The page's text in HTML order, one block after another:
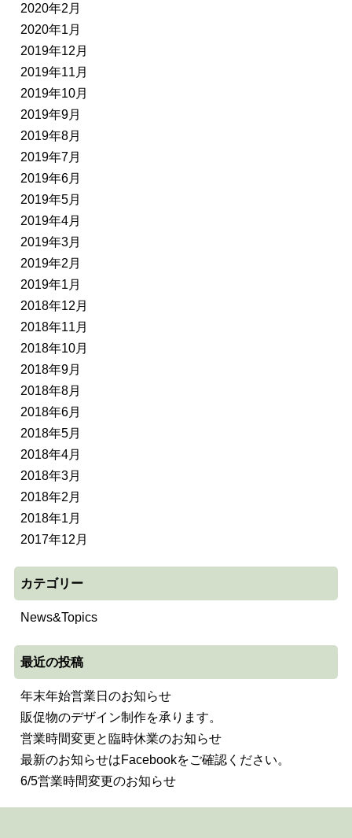
2020年2月
2020年1月
2019年12月
2019年11月
2019年10月
2019年9月
2019年8月
2019年7月
2019年6月
2019年5月
2019年4月
2019年3月
2019年2月
2019年1月
2018年12月
2018年11月
2018年10月
2018年9月
2018年8月
2018年6月
2018年5月
2018年4月
2018年3月
2018年2月
2018年1月
2017年12月
カテゴリー
News&Topics
最近の投稿
年末年始営業日のお知らせ
販促物のデザイン制作を承ります。
営業時間変更と臨時休業のお知らせ
最新のお知らせはFacebookをご確認ください。
6/5営業時間変更のお知らせ